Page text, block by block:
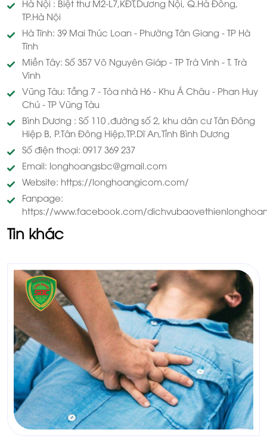
Hà Nội : Biệt thư M2-L7,KĐT,Dương Nội, Q.Hà Đông,
TP.Hà Nội
Hà Tĩnh: 39 Mai Thúc Loan - Phường Tân Giang - TP Hà
Tĩnh
Miền Tây: Số 357 Võ Nguyên Giáp - TP Trà Vinh - T. Trà
Vinh
Vũng Tàu: Tầng 7 - Tòa nhà H6 - Khu Á Châu - Phan Huy
Chú - TP Vũng Tàu
Bình Dương : Số 110 ,đường số 2, khu dân cư Tân Đông
Hiệp B, P.Tân Đông Hiệp,TP.Dĩ An,Tỉnh Bình Dương
Số điện thoại: 0917 369 237
Email: longhoangsbc@gmail.com
Website: https://longhoangicom.com/
Fanpage:
https://www.facebook.com/
Tin khác